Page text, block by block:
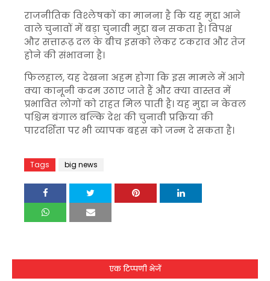
राजनीतिक विश्लेषकों का मानना है कि यह मुद्दा आने
वाले चुनावों में बड़ा चुनावी मुद्दा बन सकता है। विपक्ष
और सत्तारूढ़ दल के बीच इसको लेकर टकराव और तेज
होने की संभावना है।
फिलहाल, यह देखना अहम होगा कि इस मामले में आगे
क्या कानूनी कदम उठाए जाते हैं और क्या वास्तव में
प्रभावित लोगों को राहत मिल पाती है। यह मुद्दा न केवल
पश्चिम बंगाल बल्कि देश की चुनावी प्रक्रिया की
पारदर्शिता पर भी व्यापक बहस को जन्म दे सकता है।
Tags big news
एक टिप्पणी भेजें